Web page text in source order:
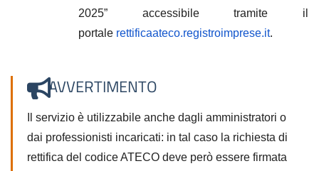
2025” accessibile tramite il
portale rettificaateco.registroimprese.it.
AVVERTIMENTO
Il servizio è utilizzabile anche dagli amministratori o
dai professionisti incaricati: in tal caso la richiesta di
rettifica del codice ATECO deve però essere firmata